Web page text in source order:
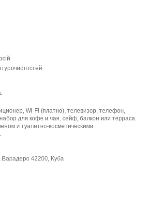
урочистостей
Wi-Fi (платно), телевизор, телефон,
для кофе и чая, сейф, балкон или терраса.
и туалетно-косметическими
Варадеро 42200, Куба